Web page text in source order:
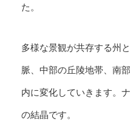
た。
多様な景観が共存する州
脈、中部の丘陵地帯、南
内に変化していきます。
の結晶です。